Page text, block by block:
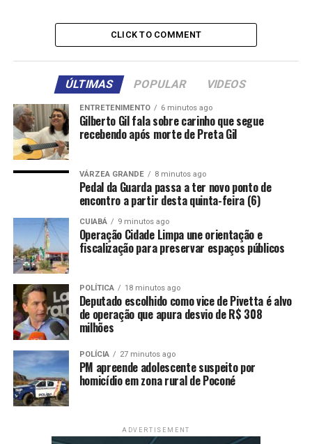
o estudo começa a verificar um sinal de interrupção
do crescimento ou início de diminuição de casos. No
entanto, a incidência de hospitalizações por SRAG
nessas regiões continua muito elevada. A análise é
referente à Semana Epidemiológica (SE) 23, entre 1º
e 7 de junho.
Impacto nos idosos
Tatiana Portella, pesquisadora do InfoGripe, avalia que a
influenza A tem causado o maior número de casos de
SRAG no país, afetando todas as faixas etárias, mas com
maior impacto nos idosos. Além disso, o VSR tem
contribuído para a alta de casos de SRAG, sendo a
principal causa de hospitalização de crianças.
“Por isso, a gente reforça a
importância da vacinação
contra a gripe. Essa é a
principal forma de prevenir
casos graves e óbitos. Com
uma boa cobertura vacinal,
conseguimos diminuir esse
CLICK TO COMMENT
ÚLTIMAS POPULAR VIDEOS
ENTRETENIMENTO 6 minutos ago
Gilberto Gil fala sobre carinho que segue
recebendo após morte de Preta Gil
VÁRZEA GRANDE 8 minutos ago
Pedal da Guarda passa a ter novo ponto de
encontro a partir desta quinta-feira (6)
CUIABÁ 9 minutos ago
Operação Cidade Limpa une orientação e
fiscalização para preservar espaços públicos
POLÍTICA 18 minutos ago
Deputado escolhido como vice de Pivetta é alvo
de operação que apura desvio de R$ 308
milhões
POLÍCIA 27 minutos ago
PM apreende adolescente suspeito por
homicídio em zona rural de Poconé
ADVERTISEMENT